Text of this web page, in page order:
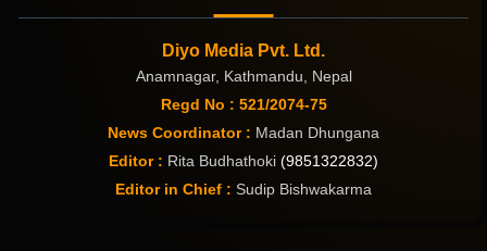
Diyo Media Pvt. Ltd.
Anamnagar, Kathmandu, Nepal
Regd No : 521/2074-75
News Coordinator : Madan Dhungana
Editor : Rita Budhathoki (9851322832)
Editor in Chief : Sudip Bishwakarma